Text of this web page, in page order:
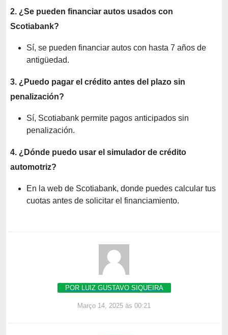
2. ¿Se pueden financiar autos usados con
Scotiabank?
Sí, se pueden financiar autos con hasta 7 años de
antigüedad.
3. ¿Puedo pagar el crédito antes del plazo sin
penalización?
Sí, Scotiabank permite pagos anticipados sin
penalización.
4. ¿Dónde puedo usar el simulador de crédito
automotriz?
En la web de Scotiabank, donde puedes calcular tus
cuotas antes de solicitar el financiamiento.
POR LUIZ GUSTAVO SIQUEIRA
Março 14, 2025 às 00:21